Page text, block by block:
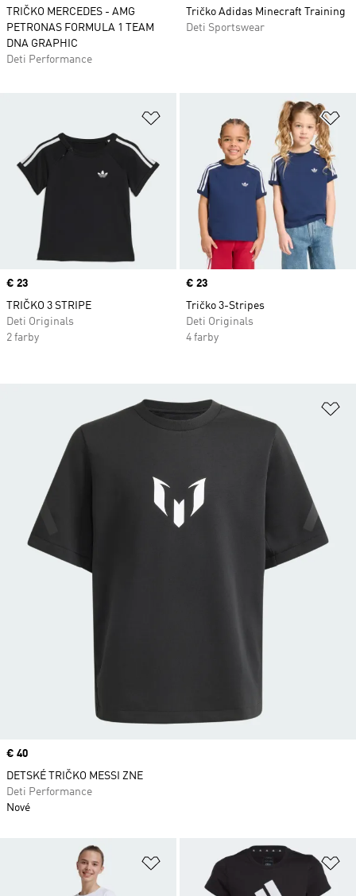
TRIČKO MERCEDES - AMG
PETRONAS FORMULA 1 TEAM
DNA GRAPHIC
Deti Performance
Tričko Adidas Minecraft Training
Deti Sportswear
Pridať do zoznamu želaných
Price
€ 23
TRIČKO 3 STRIPE
Deti Originals
2 farby
Price
€ 23
Tričko 3-Stripes
Deti Originals
4 farby
Pridať do zoznamu želaných
Price
€ 40
DETSKÉ TRIČKO MESSI ZNE
Deti Performance
Nové